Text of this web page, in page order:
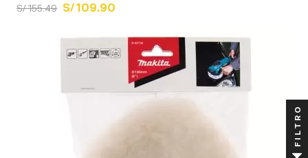
S/ 155.49 S/ 109.90
FILTRO